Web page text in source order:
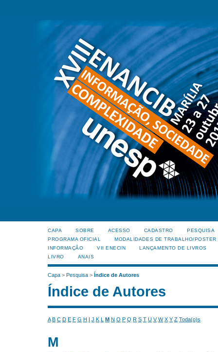
CAPA SOBRE ACESSO CADASTRO
PESQUISA
PROGRAMA OFICIAL
MODALIDADES DE TRABALHO/POSTER
INFORMAÇÃO
VII ENECIN
LANÇAMENTO DE LIVROS
LIVRO
ANAIS
Capa > Pesquisa > Índice de Autores
Índice de Autores
A B C D E F G H I J K L M N O P Q R S T U V W X Y Z Toda(o)s
M